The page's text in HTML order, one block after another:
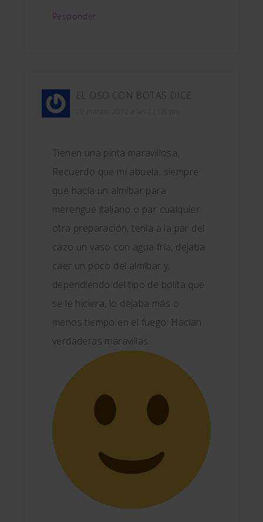
Responder
EL OSO CON BOTAS DICE
Tienen una pinta maravillosa,
Recuerdo que mi abuela, siempre
que hacía un almíbar para
merengue italiano o par cualquier
otra preparación, tenia a la par del
cazo un vaso con agua fría, dejaba
caer un poco del almíbar y,
dependiendo del tipo de bolita que
se le hiciera, lo dejaba más o
menos tiempo en el fuego. Hacían
verdaderas maravillas